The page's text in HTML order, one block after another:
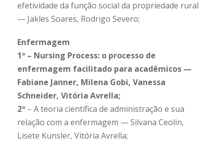
efetividade da função social da propriedade rural
— Jakles Soares, Rodrigo Severo;
Enfermagem
1º – Nursing Process: o processo de
enfermagem facilitado para acadêmicos —
Fabiane Janner, Milena Gobi, Vanessa
Schneider, Vitória Avrella;
2º – A teoria científica de administração e sua
relação com a enfermagem — Silvana Ceolin,
Lisete Kunsler, Vitória Avrella;